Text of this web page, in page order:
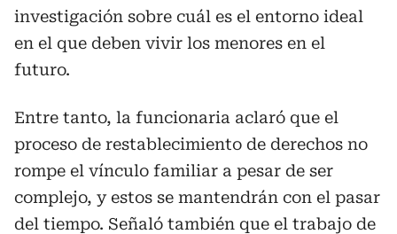
investigación sobre cuál es el entorno ideal
en el que deben vivir los menores en el
futuro.
Entre tanto, la funcionaria aclaró que el
proceso de restablecimiento de derechos no
rompe el vínculo familiar a pesar de ser
complejo, y estos se mantendrán con el pasar
del tiempo. Señaló también que el trabajo de